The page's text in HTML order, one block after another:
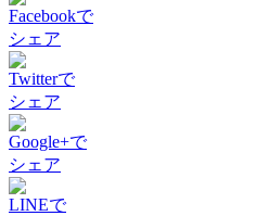
Facebookで
シェア
Twitterで
シェア
Google+で
シェア
LINEで